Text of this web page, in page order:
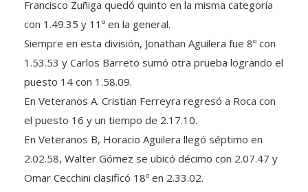
con 1.49.35 y 11º en la general.
Siempre en esta división, Jonathan Aguilera fue 8º con
1.53.53 y Carlos Barreto sumó otra prueba logrando el
puesto 14 con 1.58.09.
En Veteranos A. Cristian Ferreyra regresó a Roca con
el puesto 16 y un tiempo de 2.17.10.
En Veteranos B, Horacio Aguilera llegó séptimo en
2.02.58, Walter Gómez se ubicó décimo con 2.07.47 y
Omar Cecchini clasificó 18º en 2.33.02.
En posta femenina, Mirta Barrachina y Daiana Bobadilla